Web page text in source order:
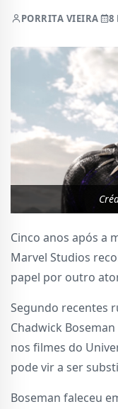
PORRITA VIEIRA 8
Cinco anos após a
Marvel Studios
papel por outro
Segundo recentes
Chadwick
nos filmes do
pode vir a ser
Boseman faleceu